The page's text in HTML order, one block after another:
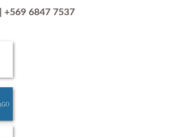
+569 6847 7537